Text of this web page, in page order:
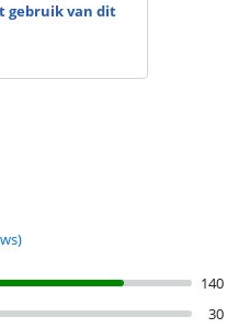
gebruik van dit
op 175 reviews.
140
30